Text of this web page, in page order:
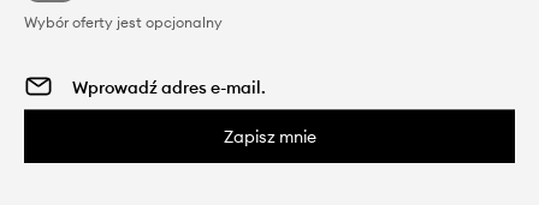
Wybór oferty jest opcjonalny
Zapisz mnie